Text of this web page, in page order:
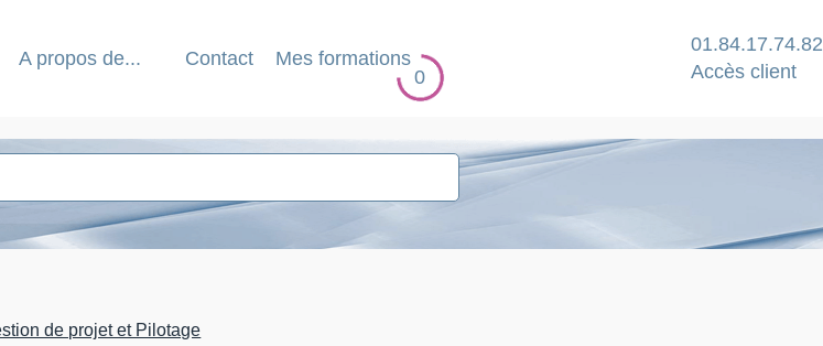
A propos de... Contact
Mes formations
0
01.84.17.74.82
Accès client
de projet et Pilotage